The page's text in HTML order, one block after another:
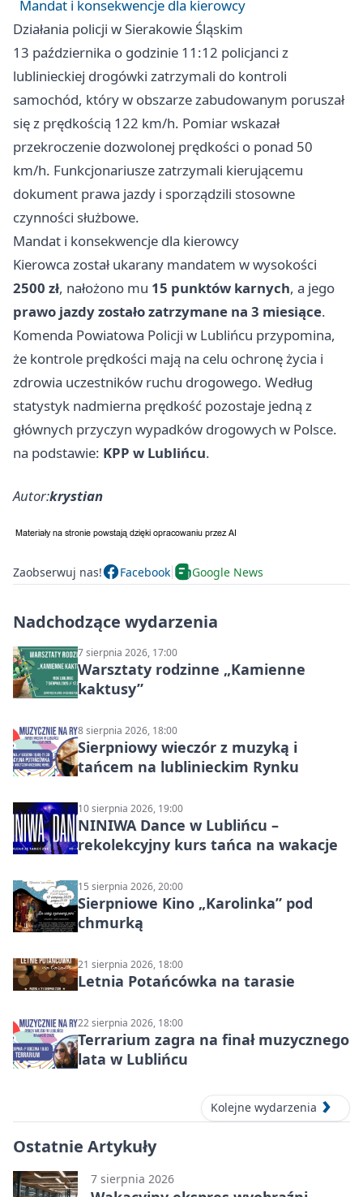
Mandat i konsekwencje dla kierowcy
Działania policji w Sierakowie Śląskim
13 października o godzinie 11:12 policjanci z
lublinieckiej drogówki zatrzymali do kontroli
samochód, który w obszarze zabudowanym poruszał
się z prędkością 122 km/h. Pomiar wskazał
przekroczenie dozwolonej prędkości o ponad 50
km/h. Funkcjonariusze zatrzymali kierującemu
dokument prawa jazdy i sporządzili stosowne
czynności służbowe.
Mandat i konsekwencje dla kierowcy
Kierowca został ukarany mandatem w wysokości
2500 zł, nałożono mu 15 punktów karnych, a jego
prawo jazdy zostało zatrzymane na 3 miesiące.
Komenda Powiatowa Policji w Lublińcu przypomina,
że kontrole prędkości mają na celu ochronę życia i
zdrowia uczestników ruchu drogowego. Według
statystyk nadmierna prędkość pozostaje jedną z
głównych przyczyn wypadków drogowych w Polsce.
na podstawie: KPP w Lublińcu.
Autor:krystian
Zaobserwuj nas! Facebook Google News
Nadchodzące wydarzenia
7 sierpnia 2026, 17:00
Warsztaty rodzinne „Kamienne
kaktusy”
8 sierpnia 2026, 18:00
Sierpniowy wieczór z muzyką i
tańcem na lublinieckim Rynku
10 sierpnia 2026, 19:00
NINIWA Dance w Lublińcu –
rekolekcyjny kurs tańca na wakacje
15 sierpnia 2026, 20:00
Sierpniowe Kino „Karolinka” pod
chmurką
21 sierpnia 2026, 18:00
Letnia Potańcówka na tarasie
22 sierpnia 2026, 18:00
Terrarium zagra na finał muzycznego
lata w Lublińcu
Kolejne wydarzenia
Ostatnie Artykuły
7 sierpnia 2026